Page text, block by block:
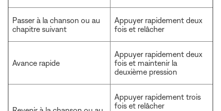
Passer à la chanson ou au
chapitre suivant
Appuyer rapidement deux
fois et relâcher
Avance rapide
Appuyer rapidement deux
fois et maintenir la
deuxième pression
Appuyer rapidement trois
fois et relâcher